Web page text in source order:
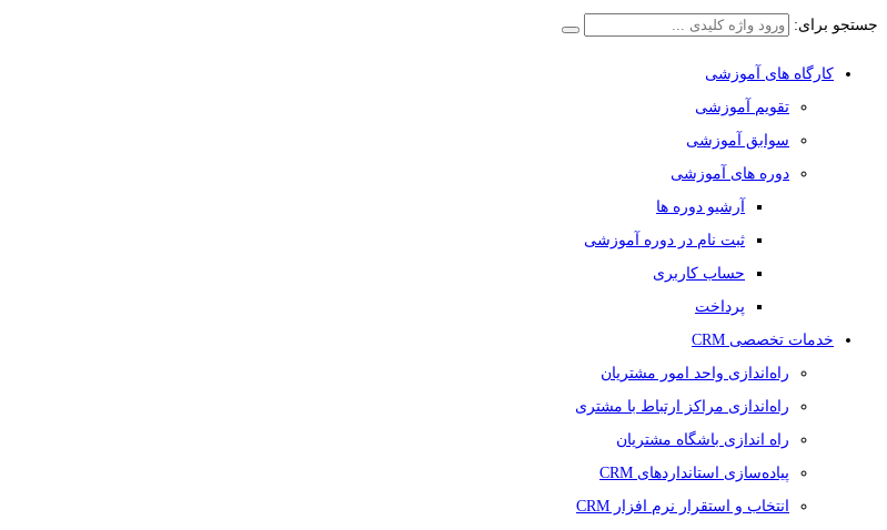
جستجو برای:
کارگاه های آموزشی
تقویم آموزشی
سوابق آموزشی
دوره های آموزشی
آرشیو دوره ها
ثبت نام در دوره آموزشی
حساب کاربری
پرداخت
خدمات تخصصی CRM
راه‌اندازی واحد امور مشتریان
راه‌اندازی مراکز ارتباط با مشتری
راه اندازی باشگاه مشتریان
پیاده‌سازی استانداردهای CRM
انتخاب و استقرار نرم افزار CRM